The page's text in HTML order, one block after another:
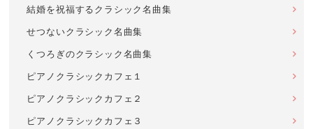
結婚を祝福するクラシック名曲集
せつないクラシック名曲集
くつろぎのクラシック名曲集
ピアノクラシックカフェ１
ピアノクラシックカフェ２
ピアノクラシックカフェ３